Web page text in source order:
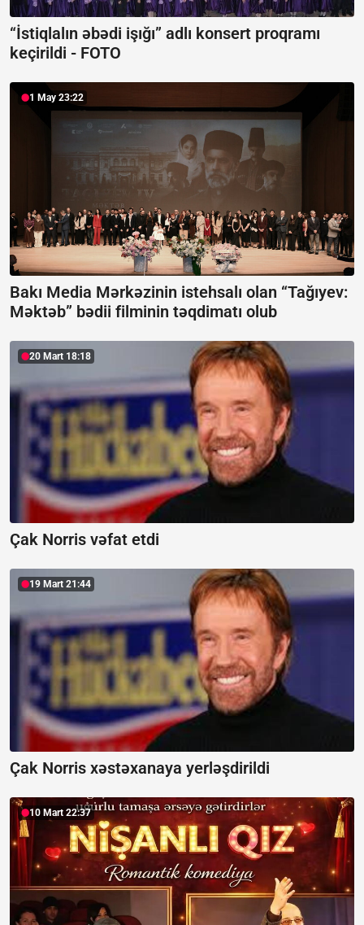
“İstiqlalın əbədi işığı” adlı konsert proqramı
keçirildi - FOTO
1 May 23:22
Bakı Media Mərkəzinin istehsalı olan “Tağıyev:
Məktəb” bədii filminin təqdimatı olub
20 Mart 18:18
Çak Norris vəfat etdi
19 Mart 21:44
Çak Norris xəstəxanaya yerləşdirildi
10 Mart 22:37